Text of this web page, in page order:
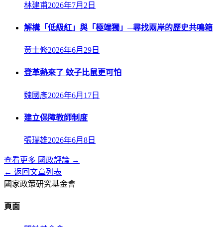
林建甫2026年7月2日
解構「低級紅」與「極端獨」─尋找兩岸的歷史共鳴箱
黃士修2026年6月29日
登革熱來了 蚊子比鼠更可怕
魏國彥2026年6月17日
建立保障教師制度
張瑞雄2026年6月8日
查看更多 國政評論 →
← 返回文章列表
國家政策研究基金會
頁面